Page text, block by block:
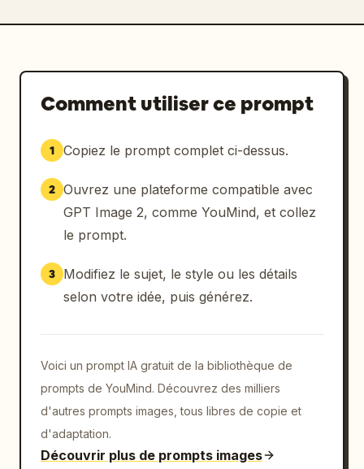
Comment utiliser ce prompt
1 Copiez le prompt complet ci-dessus.
2 Ouvrez une plateforme compatible avec
GPT Image 2, comme YouMind, et collez
le prompt.
3
Modifiez le sujet, le style ou les détails
selon votre idée, puis générez.
Voici un prompt IA gratuit de la bibliothèque de
prompts de YouMind. Découvrez des milliers
d'autres prompts images, tous libres de copie et
d'adaptation.
Découvrir plus de prompts images